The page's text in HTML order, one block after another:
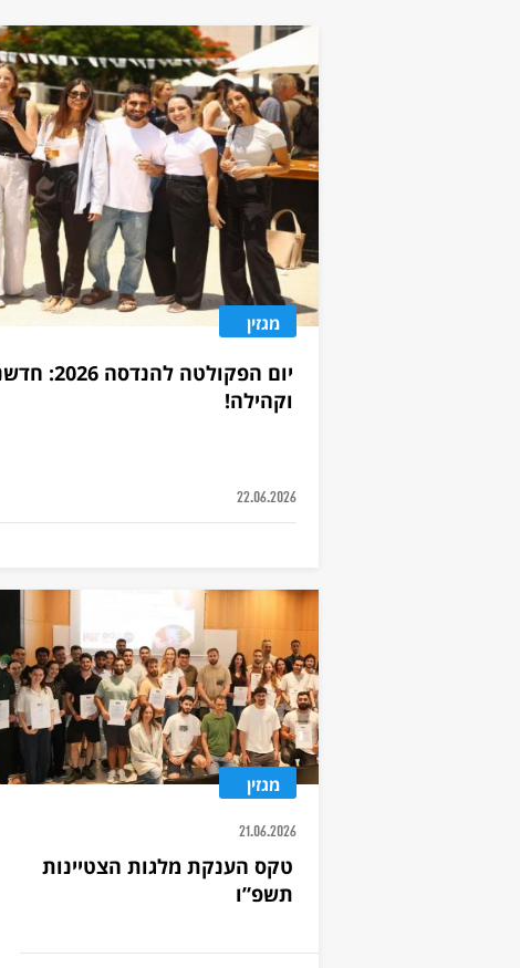
environment
Biomimicry
and Biomechanics
optical nanosensors
numerical modelling
Metamaterials
מגזין
22.06.2026
יום הפקולטה
וקהילה!
מגזין
21.06.2026
טקס הענקת מלגות הצטיינות
תשפ”ו